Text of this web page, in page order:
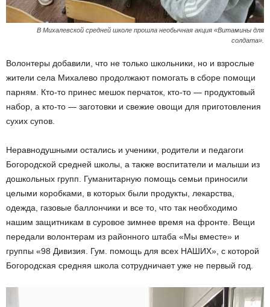
В Михалевской средней школе прошла необычная акция «Витамины для
солдата».
Волонтеры добавили, что не только школьники, но и взрослые
жители села Михалево продолжают помогать в сборе помощи
парням. Кто-то принес мешок перчаток, кто-то — продуктовый
набор, а кто-то — заготовки и свежие овощи для приготовления
сухих супов.
Неравнодушными остались и ученики, родители и педагоги
Богородской средней школы, а также воспитатели и малыши из
дошкольных групп. Гуманитарную помощь семьи приносили
целыми коробками, в которых были продукты, лекарства,
одежда, газовые баллончики и все то, что так необходимо
нашим защитникам в суровое зимнее время на фронте. Вещи
передали волонтерам из районного штаба «Мы вместе» и
группы «98 Дивизия. Гум. помощь для всех НАШИХ», с которой
Богородская средняя школа сотрудничает уже не первый год.